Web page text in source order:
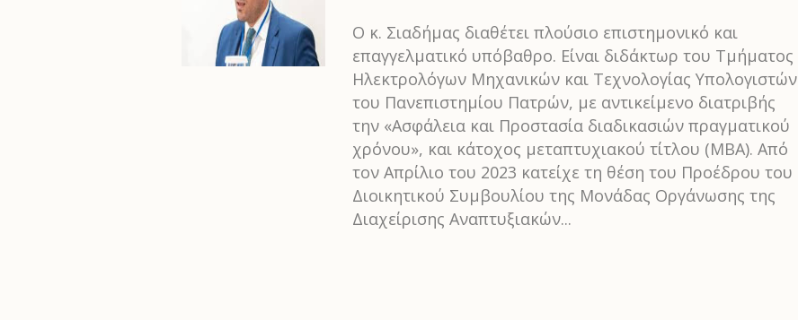
Ο κ. Σιαδήμας διαθέτει πλούσιο επιστημονικό και
επαγγελματικό υπόβαθρο. Είναι διδάκτωρ του Τμήματος
Ηλεκτρολόγων Μηχανικών και Τεχνολογίας Υπολογιστών
του Πανεπιστημίου Πατρών, με αντικείμενο διατριβής
την «Ασφάλεια και Προστασία διαδικασιών πραγματικού
χρόνου», και κάτοχος μεταπτυχιακού τίτλου (MBA). Από
τον Απρίλιο του 2023 κατείχε τη θέση του Προέδρου του
Διοικητικού Συμβουλίου της Μονάδας Οργάνωσης της
Διαχείρισης Αναπτυξιακών...